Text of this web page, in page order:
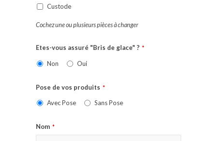
Custode
Cochez une ou plusieurs pièces à changer
Etes-vous assuré "Bris de glace" ? *
Non Oui
Pose de vos produits *
Avec Pose Sans Pose
Nom *